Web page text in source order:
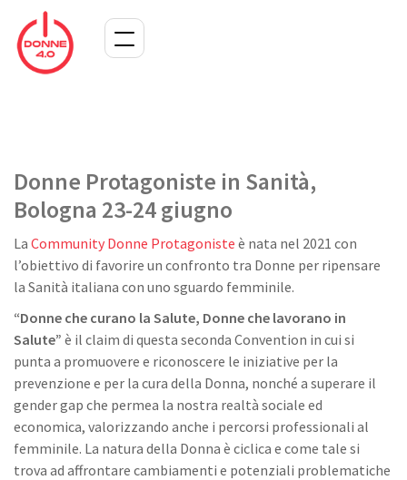
Donne Protagoniste in Sanità,
Bologna 23-24 giugno
La Community Donne Protagoniste è nata nel 2021 con
l’obiettivo di favorire un confronto tra Donne per ripensare
la Sanità italiana con uno sguardo femminile.
“Donne che curano la Salute, Donne che lavorano in
Salute” è il claim di questa seconda Convention in cui si
punta a promuovere e riconoscere le iniziative per la
prevenzione e per la cura della Donna, nonché a superare il
gender gap che permea la nostra realtà sociale ed
economica, valorizzando anche i percorsi professionali al
femminile. La natura della Donna è ciclica e come tale si
trova ad affrontare cambiamenti e potenziali problematiche